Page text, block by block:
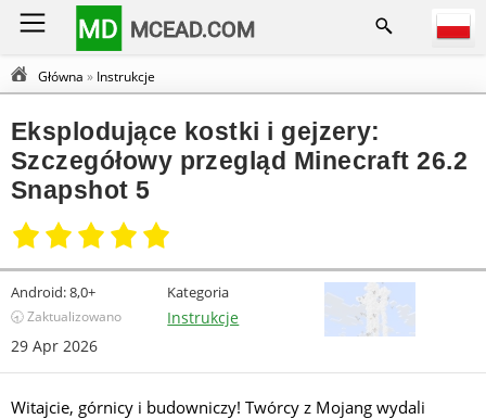
MD MCEAD.COM
Główna » Instrukcje
Eksplodujące kostki i gejzery:
Szczegółowy przegląd Minecraft 26.2
Snapshot 5
Android:8,0+
🕣 Zaktualizowano
29 Apr 2026
Kategoria
Instrukcje
Witajcie, górnicy i budowniczy! Twórcy z Mojang wydali